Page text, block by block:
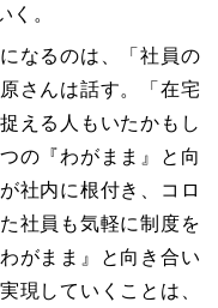
く。
なるのは、「社員の
さんは話す。「在宅
える人もいたかもし
の『わがまま』と向
社内に根付き、コロ
社員も気軽に制度を
がまま』と向き合い
現していくことは、